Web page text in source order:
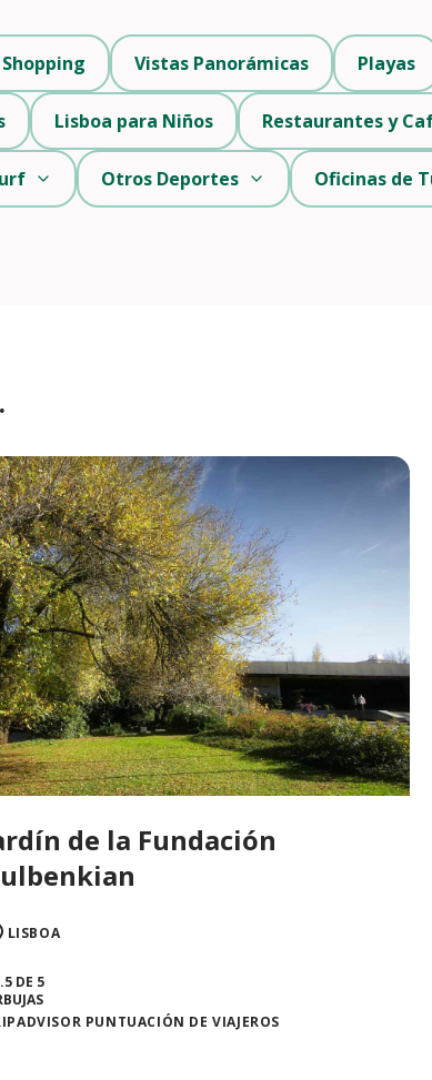
Shopping Vistas Panorámicas Playas
Lisboa para Niños Restaurantes y
Otros Deportes Oficinas de
de la Fundación
LISBOA
PUNTUACIÓN DE VIAJEROS